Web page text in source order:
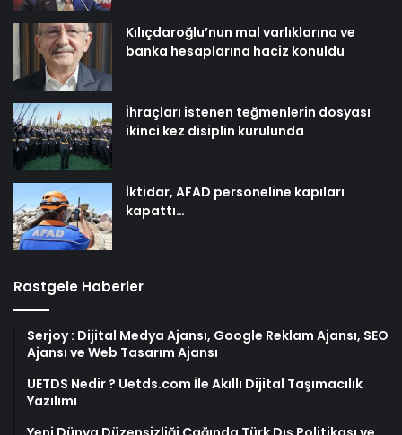
Kılıçdaroğlu’nun mal varlıklarına ve
banka hesaplarına haciz konuldu
İhraçları istenen teğmenlerin dosyası
ikinci kez disiplin kurulunda
İktidar, AFAD personeline kapıları
kapattı…
Rastgele Haberler
Serjoy : Dijital Medya Ajansı, Google Reklam Ajansı, SEO
Ajansı ve Web Tasarım Ajansı
UETDS Nedir ? Uetds.com İle Akıllı Dijital Taşımacılık
Yazılımı